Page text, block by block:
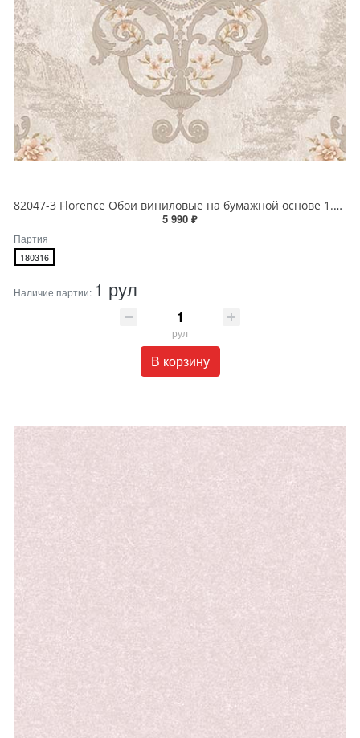
82047-3 Florence Обои виниловые на бумажной основе 1.06*15.6
5 990 ₽
Партия
180316
Наличие партии: 1 рул
рул
В корзину